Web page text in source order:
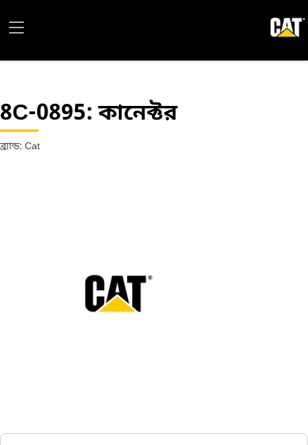
8C-0895: কানেক্টর
ব্র্যান্ড: Cat